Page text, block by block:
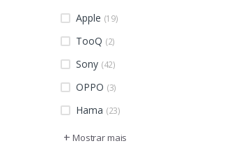
Apple (19)
TooQ (2)
Sony (42)
OPPO (3)
Hama (23)
+ Mostrar mais